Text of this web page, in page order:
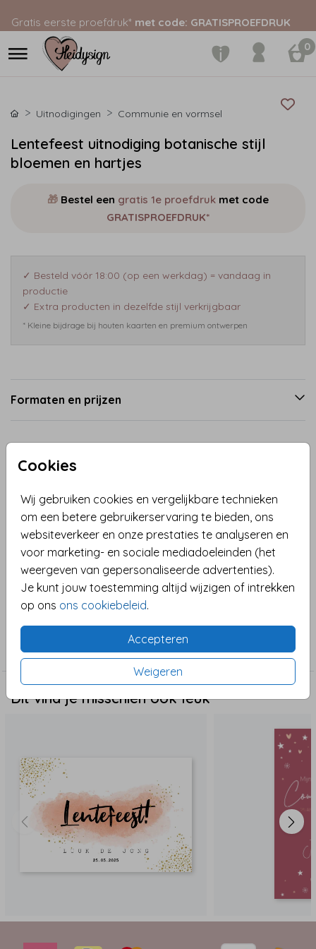
Gratis eerste proefdruk* met code: GRATISPROEFDRUK
0
Cookies
Wij gebruiken cookies en vergelijkbare technieken
om een betere gebruikerservaring te bieden, ons
websiteverkeer en onze prestaties te analyseren en
voor marketing- en sociale mediadoeleinden (het
weergeven van gepersonaliseerde advertenties).
Je kunt jouw toestemming altijd wijzigen of intrekken
op ons ons cookiebeleid.
Accepteren
Weigeren
Uitnodigingen Communie en vormsel
Lentefeest uitnodiging botanische stijl
bloemen en hartjes
🎁 Bestel een gratis 1e proefdruk met code
GRATISPROEFDRUK*
✓ Besteld vóór 18:00 (op een werkdag) = vandaag in
productie
✓ Extra producten in dezelfde stijl verkrijgbaar
* Kleine bijdrage bij houten kaarten en premium ontwerpen
Formaten en prijzen
Productinformatie
Omschrijving
Hippe uitnodiging voor een lentefeest in botanische
stijl met bloemen en hartjes. Deze kaart is eenvoudig
aan te passen en je kunt deze dus ook als
uitnodiging voor een vormsel of communie gebruiken.
Toon meer
Collectie
Communie en vormsel
Dit vind je misschien ook leuk